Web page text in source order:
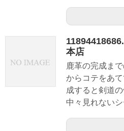
本店
鹿革の完成ま
からコテをあ
成すると剣道
中々見れない